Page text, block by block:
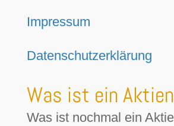
Impressum
Datenschutzerklärung
Was ist ein
Was ist nochmal ein